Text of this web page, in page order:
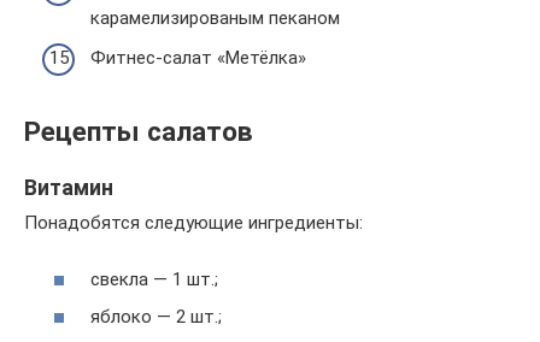
карамелизированым пеканом
Фитнес-салат «Метёлка»
Рецепты салатов
Витамин
Понадобятся следующие ингредиенты:
свекла — 1 шт.;
яблоко — 2 шт.;